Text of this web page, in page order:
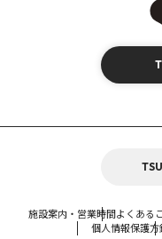
施設案内・営業時間 よくある
個人情報保護方